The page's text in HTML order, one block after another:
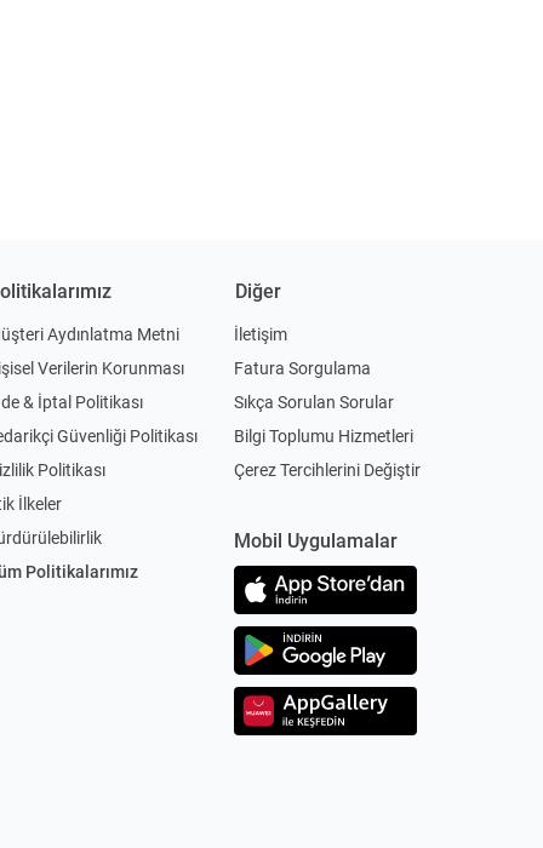
Aydınlatma Metni
Verilerin Korunması
& İptal Politikası
Güvenliği Politikası
Politikası
İlkeler
Politikalarımız
Diğer
İletişim
Fatura Sorgulama
Sıkça Sorulan Sorular
Bilgi Toplumu Hizmetleri
Çerez Tercihlerini Değiştir
Mobil Uygulamalar